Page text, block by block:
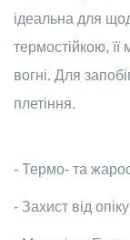
ідеальна для
термостійкою,
вогні. Для
плетіння.
- Термо- та
- Захист від опіку